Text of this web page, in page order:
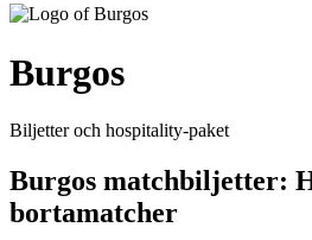
Burgos
Biljetter och hospitality‑paket
Burgos matchbiljetter:
bortamatcher